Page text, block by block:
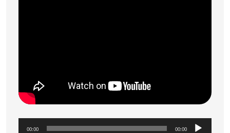
00:00
00:00